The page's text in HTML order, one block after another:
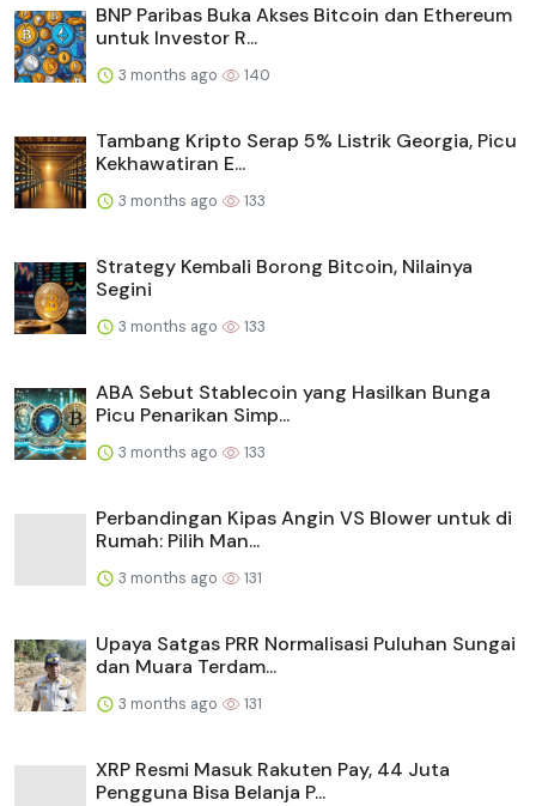
BNP Paribas Buka Akses Bitcoin dan Ethereum
untuk Investor R...
3 months ago 140
Tambang Kripto Serap 5% Listrik Georgia, Picu
Kekhawatiran E...
3 months ago 133
Strategy Kembali Borong Bitcoin, Nilainya
Segini
3 months ago 133
ABA Sebut Stablecoin yang Hasilkan Bunga
Picu Penarikan Simp...
3 months ago 133
Perbandingan Kipas Angin VS Blower untuk di
Rumah: Pilih Man...
3 months ago 131
Upaya Satgas PRR Normalisasi Puluhan Sungai
dan Muara Terdam...
3 months ago 131
XRP Resmi Masuk Rakuten Pay, 44 Juta
Pengguna Bisa Belanja P...